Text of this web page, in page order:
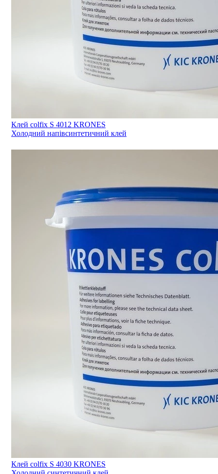
Клей colfix S 4012 KRONES
Холодний напівсинтетичний клей
Клей colfix S 4030 KRONES